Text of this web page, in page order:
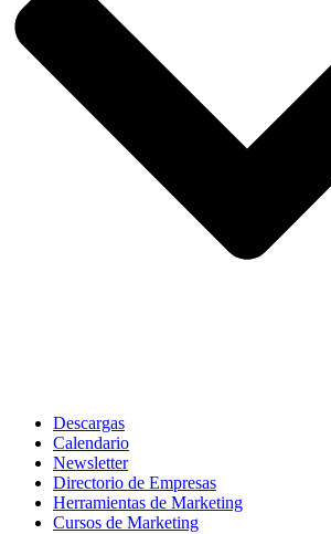
Descargas
Calendario
Newsletter
Directorio de Empresas
Herramientas de Marketing
Cursos de Marketing